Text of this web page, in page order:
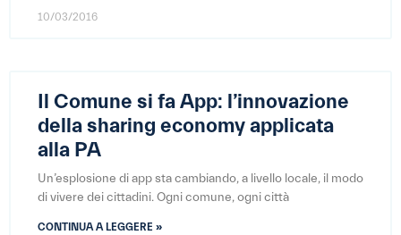
10/03/2016
Il Comune si fa App: l’innovazione
della sharing economy applicata
alla PA
Un’esplosione di app sta cambiando, a livello locale, il modo
di vivere dei cittadini. Ogni comune, ogni città
CONTINUA A LEGGERE »